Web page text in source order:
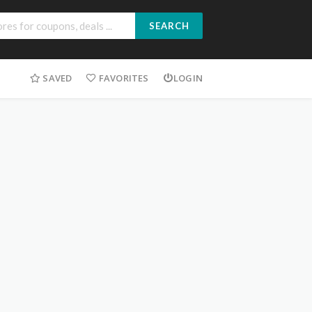
SEARCH
SAVED FAVORITES LOGIN